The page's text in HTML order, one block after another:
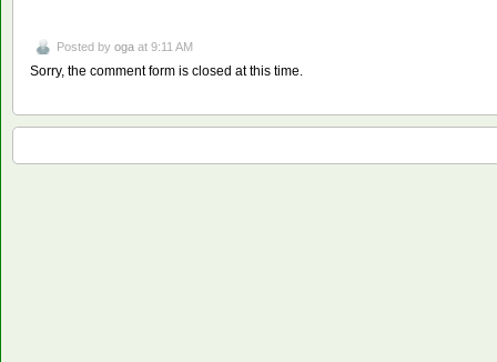
Posted by oga at 9:11 AM
Sorry, the comment form is closed at this time.